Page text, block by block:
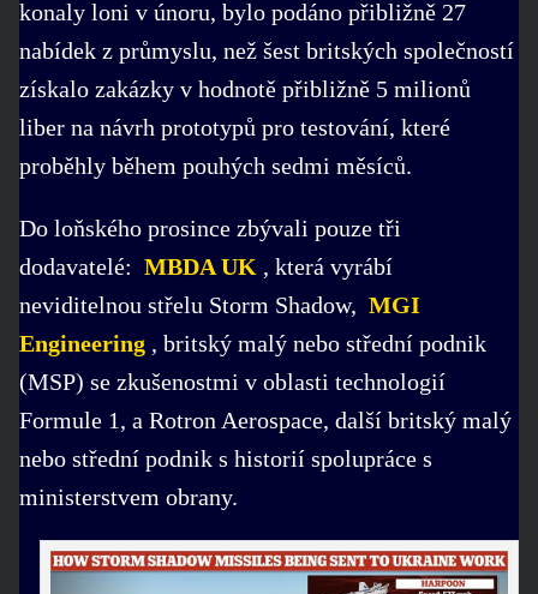
konaly loni v únoru, bylo podáno přibližně 27
nabídek z průmyslu, než šest britských společností
získalo zakázky v hodnotě přibližně 5 milionů
liber na návrh prototypů pro testování, které
proběhly během pouhých sedmi měsíců.
Do loňského prosince zbývali pouze tři
dodavatelé: MBDA UK , která vyrábí
neviditelnou střelu Storm Shadow, MGI
Engineering , britský malý nebo střední podnik
(MSP) se zkušenostmi v oblasti technologií
Formule 1, a Rotron Aerospace, další britský malý
nebo střední podnik s historií spolupráce s
ministerstvem obrany.